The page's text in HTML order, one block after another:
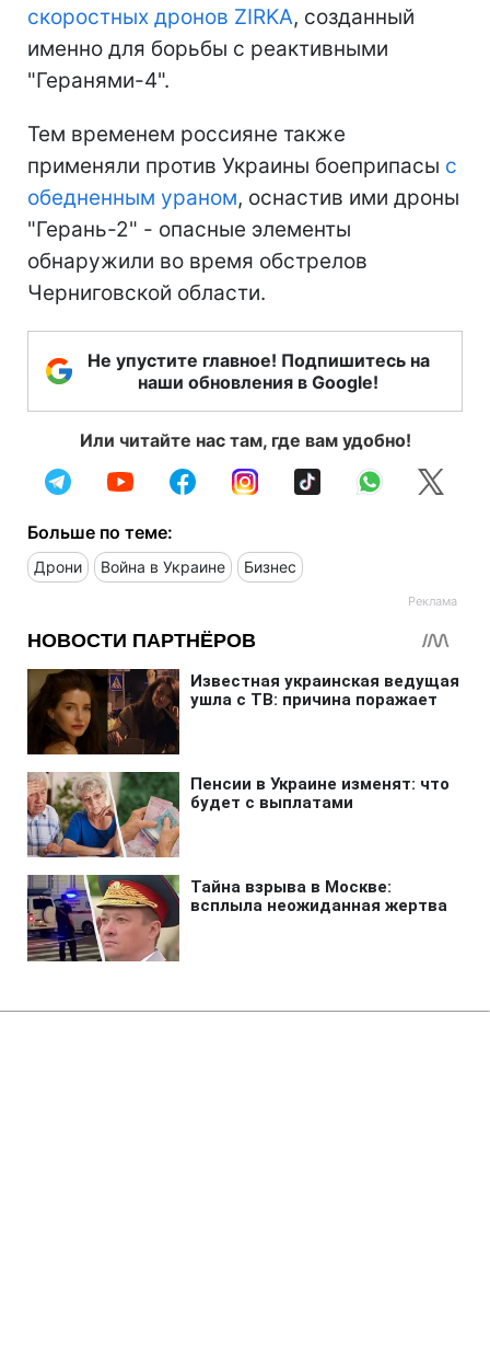
скоростных дронов ZIRKA, созданный
именно для борьбы с реактивными
"Геранями-4".
Тем временем россияне также
применяли против Украины боеприпасы с
обедненным ураном, оснастив ими дроны
"Герань-2" - опасные элементы
обнаружили во время обстрелов
Черниговской области.
Не упустите главное! Подпишитесь на
наши обновления в Google!
Или читайте нас там, где вам удобно!
Больше по теме:
Дрони Война в Украине Бизнес